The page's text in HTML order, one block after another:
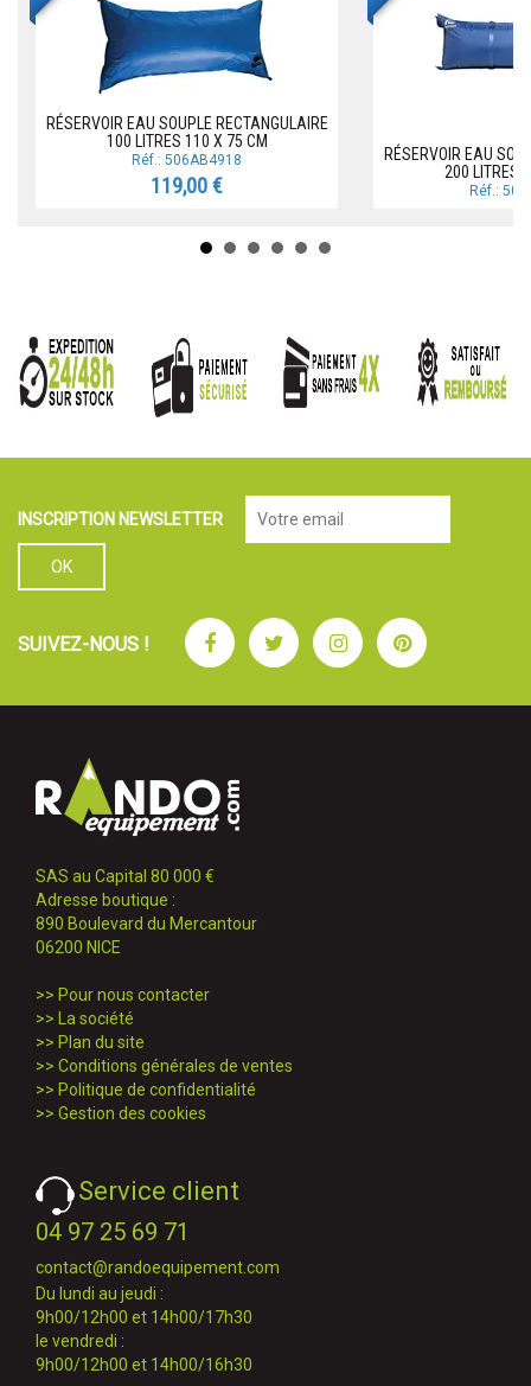
RÉSERVOIR EAU SOUPLE RECTANGULAIRE
100 LITRES 110 X 75 CM
Réf.: 506AB4918
119,00 €
RÉSERVOIR EAU
200 LITRES
Réf.:
INSCRIPTION NEWSLETTER
SUIVEZ-NOUS ! FacebookTwitterInstagramPinterest
SAS au Capital 80 000 €
Adresse boutique :
890 Boulevard du Mercantour
06200 NICE
>> Pour nous contacter
>>
La société
>> Plan du site
>> Conditions générales de ventes
>> Politique de confidentialité
>> Gestion des cookies
Service client
04 97 25 69 71
contact@randoequipement.com
Du lundi au jeudi :
9h00/12h00 et 14h00/17h30
le vendredi :
9h00/12h00 et 14h00/16h30